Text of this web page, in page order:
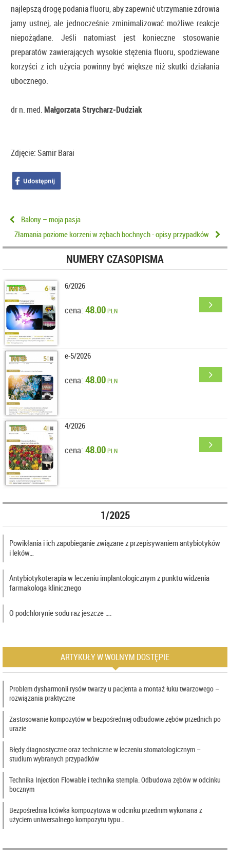
najlepszą drogę podania fluoru, aby zapewnić utrzymanie zdrowia
jamy ustnej, ale jednocześnie zminimalizować możliwe reakcje
niepożądane. Jeśli natomiast jest konieczne stosowanie
preparatów zawierających wysokie stężenia fluoru, spodziewane
korzyści z ich użycia powinny być większe niż skutki działania
ubocznego.
dr n. med.Małgorzata Strycharz-Dudziak
Zdjęcie: Samir Barai
Balony – moja pasja
Złamania poziome korzeni w zębach bochnych - opisy przypadków
NUMERY CZASOPISMA
6/2026
cena: 48.00PLN
e-5/2026
cena: 48.00PLN
4/2026
cena: 48.00PLN
1/2025
Powikłania i ich zapobieganie związane z przepisywaniem antybiotyków
i leków…
Antybiotykoterapia w leczeniu implantologicznym z punktu widzenia
farmakologa klinicznego
O podchlorynie sodu raz jeszcze ….
ARTYKUŁY W WOLNYM DOSTĘPIE
Problem dysharmonii rysów twarzy u pacjenta a montaż łuku twarzowego –
rozwiązania praktyczne
Zastosowanie kompozytów w bezpośredniej odbudowie zębów przednich po
urazie
Błędy diagnostyczne oraz techniczne w leczeniu stomatologicznym –
studium wybranych przypadków
Technika Injection Flowable i technika stempla. Odbudowa zębów w odcinku
bocznym
Bezpośrednia licówka kompozytowa w odcinku przednim wykonana z
użyciem uniwersalnego kompozytu typu…